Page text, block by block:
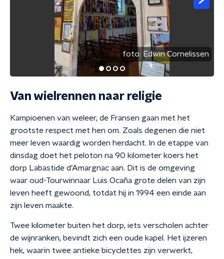
foto: Edwin Cornelissen
Van wielrennen naar religie
Kampioenen van weleer, de Fransen gaan met het
grootste respect met hen om. Zoals degenen die niet
meer leven waardig worden herdacht. In de etappe van
dinsdag doet het peloton na 90 kilometer koers het
dorp Labastide d’Amargnac aan. Dit is de omgeving
waar oud-Tourwinnaar Luis Ocaña grote delen van zijn
leven heeft gewoond, totdat hij in 1994 een einde aan
zijn leven maakte.
Twee kilometer buiten het dorp, iets verscholen achter
de wijnranken, bevindt zich een oude kapel. Het ijzeren
hek, waarin twee antieke bicyclettes zijn verwerkt,